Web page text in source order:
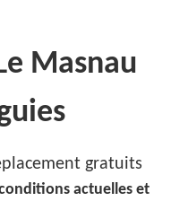
Masnau
gratuits
actuelles et